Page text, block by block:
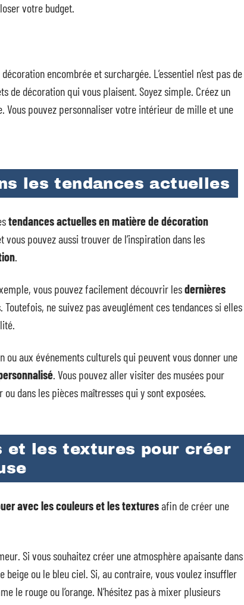
votre budget.
encombrée et surchargée. L’essentiel n’est pas de
décoration qui vous plaisent. Soyez simple. Créez un
Vous pouvez personnaliser votre intérieur de mille et une
les tendances actuelles
tendances actuelles en matière de décoration
vous pouvez aussi trouver de l’inspiration dans les
.
vous pouvez facilement découvrir lesdernières
Toutefois, ne suivez pas aveuglément ces tendances si elles
ou aux événements culturels qui peuvent vous donner une
. Vous pouvez aller visiter des musées pour
dans les pièces maîtresses qui y sont exposées.
et les textures pour créer
avec les couleurs et les texturesafin de créer une
Si vous souhaitez créer une atmosphère apaisante dans
ou le bleu ciel. Si, au contraire, vous voulez insuffler
le rouge ou l’orange. N’hésitez pas à mixer plusieurs